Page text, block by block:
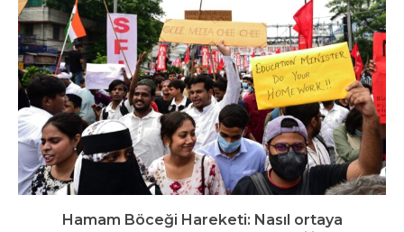
Hamam Böceği Hareketi: Nasıl ortaya